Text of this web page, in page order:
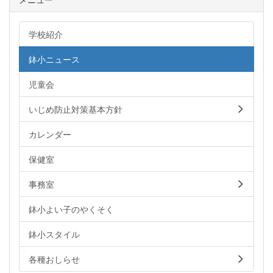
学校紹介
鉢小ニュース
児童会
いじめ防止対策基本方針
カレンダー
保健室
事務室
鉢小よい子のやくそく
鉢小スタイル
各種おしらせ